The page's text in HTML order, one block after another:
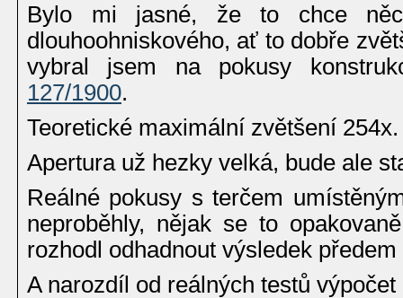
Bylo mi jasné, že to chce
dlouhoohniskového, ať to dobře
vybral jsem na pokusy
127/1900.
Teoretické maximální zvětšení 254x.
Apertura už hezky velká, bude ale
Reálné pokusy s terčem
neproběhly, nějak se to
rozhodl odhadnout výsledek
A narozdíl od reálných testů výpočet